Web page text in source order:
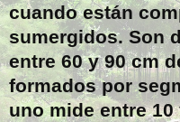
cuando están
sumergidos. Son
entre 60 y 90 cm
formados por
uno mide entre